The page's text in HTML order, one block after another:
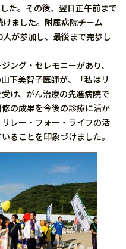
た。その後、翌日正午前まで
ました。附属病院チーム
が参加し、最後まで完歩し
ング・セレモニーがあり、
下美智子医師が、「私はリ
け、がん治療の先進病院で
の成果を今後の診療に活か
レー・フォー・ライフの活
ることを印象づけました。